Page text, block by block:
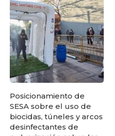
Posicionamiento de
SESA sobre el uso de
biocidas, túneles y arcos
desinfectantes de